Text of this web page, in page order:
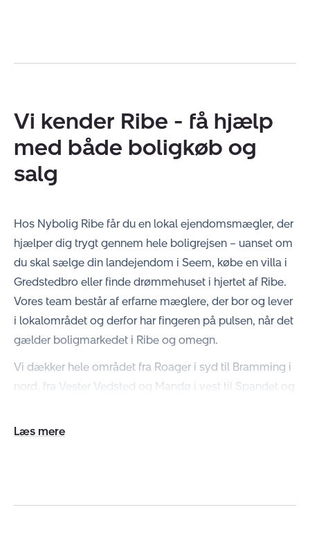
Vi kender Ribe - få hjælp
med både boligkøb og
salg
Hos Nybolig Ribe får du en lokal ejendomsmægler, der
hjælper dig trygt gennem hele boligrejsen – uanset om
du skal sælge din landejendom i Seem, købe en villa i
Gredstedbro eller finde drømmehuset i hjertet af Ribe.
Vores team består af erfarne mæglere, der bor og lever
i lokalområdet og derfor har fingeren på pulsen, når det
gælder boligmarkedet i Ribe og omegn.
Vi dækker hele området fra Roager i syd til Bramming i
nord, fra Vester Vedsted og Mandø i vest til Spandet og
dine boligdrømme.
som giver maksimal synlighed – både dag og nat.